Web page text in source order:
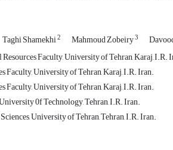
Taghi Shamekhi2 Mahmoud Zobeiry3
Faculty, University of Tehran, Karaj, I.R.
Faculty, University of Tehran, Karaj, I.R. Iran.
Faculty, University of Tehran, Karaj, I.R. Iran.
0f Technology, Tehran, I.R. Iran.
University of Tehran, Tehran, I.R. Iran.